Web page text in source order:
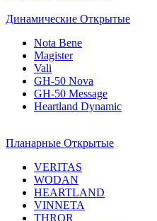
Динамические Открытые
Nota Bene
Magister
Vali
GH-50 Nova
GH-50 Message
Heartland Dynamic
Планарные Открытые
VERITAS
WODAN
HEARTLAND
VINNETA
THROR